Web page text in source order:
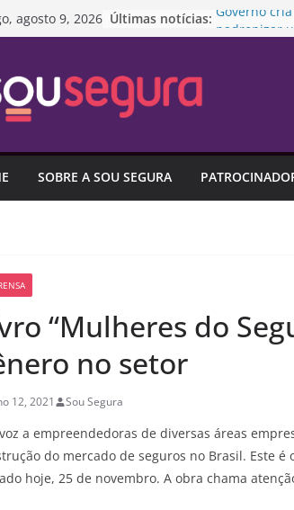
agosto 9, 2026 Últimas notícias: Governo
padronizar
Pesquisa
é o maior
SOBRE A SOU SEGURA
“Mulheres do
no setor
12, 2021 Sou Segura
a empreendedoras de diversas áreas
do mercado de seguros no Brasil. Este é
hoje, 25 de novembro. A obra chama